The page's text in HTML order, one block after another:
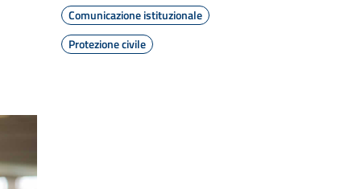
Comunicazione istituzionale
Protezione civile